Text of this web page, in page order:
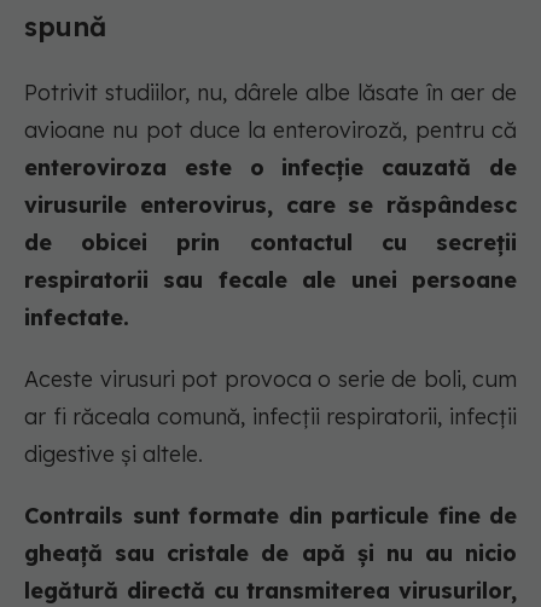
spună
Potrivit studiilor, nu, dârele albe lăsate în aer de
avioane nu pot duce la enteroviroză, pentru că
enteroviroza este o infecție cauzată de
virusurile enterovirus, care se răspândesc
de obicei prin contactul cu secreții
respiratorii sau fecale ale unei persoane
infectate.
Aceste virusuri pot provoca o serie de boli, cum
ar fi răceala comună, infecții respiratorii, infecții
digestive și altele.
Contrails sunt formate din particule fine de
gheață sau cristale de apă și nu au nicio
legătură directă cu transmiterea virusurilor,